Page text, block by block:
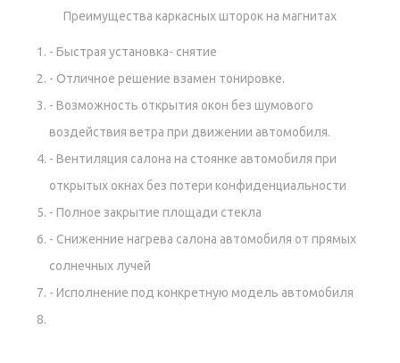
Преимущества каркасных шторок на магнитах
- Быстрая установка- снятие
- Отличное решение взамен тонировке.
- Возможность открытия окон без шумового
воздействия ветра при движении автомобиля.
- Вентиляция салона на стоянке автомобиля при
открытых окнах без потери конфиденциальности
- Полное закрытие площади стекла
- Сниженние нагрева салона автомобиля от прямых
солнечных лучей
- Исполнение под конкретную модель автомобиля